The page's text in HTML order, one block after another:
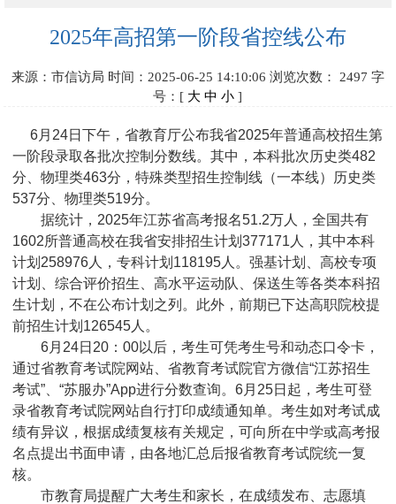
2025年高招第一阶段省控线公布
来源：市信访局 时间：2025-06-25 14:10:06 浏览次数： 2497 字
号：[ 大 中 小 ]
6月24日下午，省教育厅公布我省2025年普通高校招生第
一阶段录取各批次控制分数线。其中，本科批次历史类482
分、物理类463分，特殊类型招生控制线（一本线）历史类
537分、物理类519分。
据统计，2025年江苏省高考报名51.2万人，全国共有
1602所普通高校在我省安排招生计划377171人，其中本科
计划258976人，专科计划118195人。强基计划、高校专项
计划、综合评价招生、高水平运动队、保送生等各类本科招
生计划，不在公布计划之列。此外，前期已下达高职院校提
前招生计划126545人。
6月24日20：00以后，考生可凭考生号和动态口令卡，
通过省教育考试院网站、省教育考试院官方微信“江苏招生
考试”、“苏服办”App进行分数查询。6月25日起，考生可登
录省教育考试院网站自行打印成绩通知单。考生如对考试成
绩有异议，根据成绩复核有关规定，可向所在中学或高考报
名点提出书面申请，由各地汇总后报省教育考试院统一复
核。
市教育局提醒广大考生和家长，在成绩发布、志愿填